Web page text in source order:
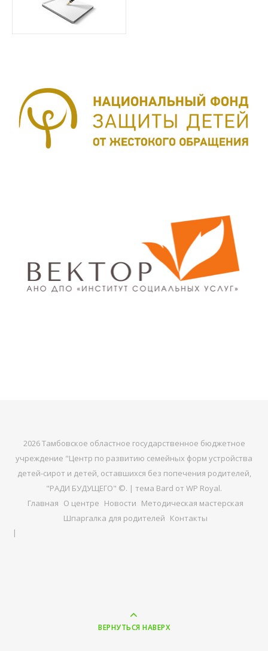
2026 Тамбовское областное государственное бюджетное
учреждение "Центр по развитию семейных форм устройства
детей-сирот и детей, оставшихся без попечения родителей,
"РАДИ БУДУЩЕГО" ©. | тема Bard от WP Royal.
Главная О центре Новости Методическая мастерская
Шпаргалка для родителей Контакты
ВЕРНУТЬСЯ НАВЕРХ